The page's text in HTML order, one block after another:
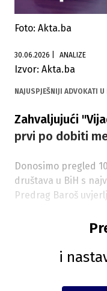
Foto: Akta.ba
30.06.2026 ANALIZE
Izvor: Akta.ba
NAJUSPJEŠNIJI ADVOKATI U
Zahvaljujući
prvi po dobiti
Donosimo pregled
društava u BiH s
Predrag Baroš
i